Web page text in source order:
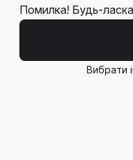
Помилка! Будь-ласка
Вибрати